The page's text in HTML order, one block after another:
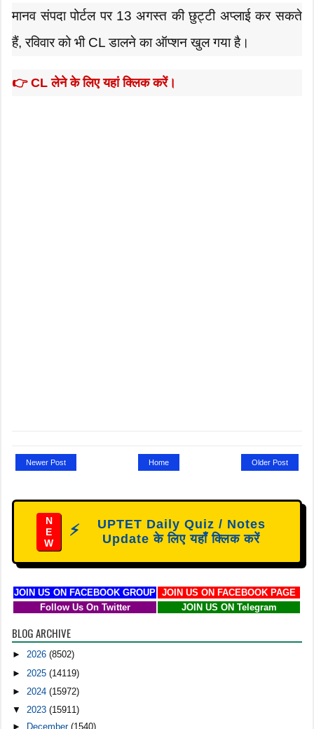
मानव संपदा पोर्टल पर 13 अगस्त की छुट्टी अप्लाई कर सकते
हैं, रविवार को भी CL डालने का ऑप्शन खुल गया है।
👉 CL लेने के लिए यहां क्लिक करें।
Newer Post Older Post
Home
N
E
W
⚡
UPTET Daily Quiz / Notes
Update के लिए यहाँ क्लिक करें
JOIN US ON FACEBOOK GROUP
JOIN US ON FACEBOOK PAGE
Follow Us On Twitter
JOIN US ON Telegram
BLOG ARCHIVE
►2026(8502)
► 2025(14119)
► 2024(15972)
▼2023(15911)
►
December(1540)